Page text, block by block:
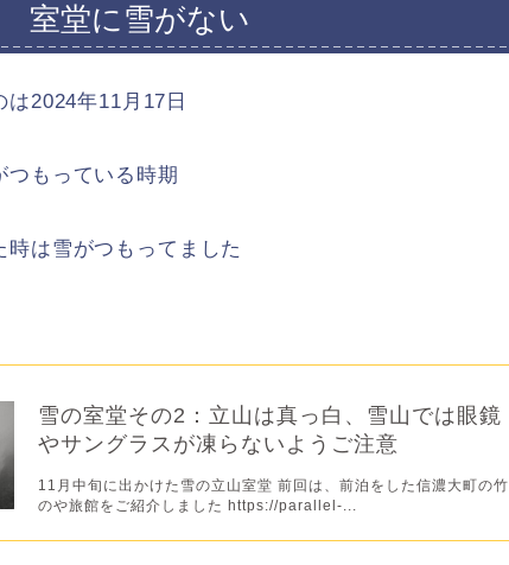
室堂に雪がない
2024年11月17日
つもっている時期
は雪がつもってました
雪の室堂その2：立山は真っ白、雪山では眼鏡
やサングラスが凍らないようご注意
11月中旬に出かけた雪の立山室堂 前回は、前泊をした信濃大町の竹
のや旅館をご紹介しました https://parallel-...